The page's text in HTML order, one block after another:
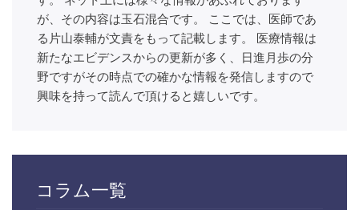
が、その内容は玉石混合です。 ここでは、医師であ
る片山泰輔が文責をもって記載します。 医療情報は
新たなエビデンスからの更新が多く、日進月歩の分
野ですがその時点での確かな情報を発信しますので
興味を持って読んで頂けると嬉しいです。
コラム一覧